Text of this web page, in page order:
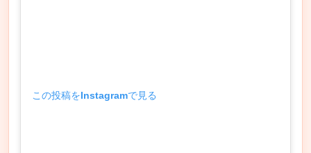
この投稿をInstagramで見る